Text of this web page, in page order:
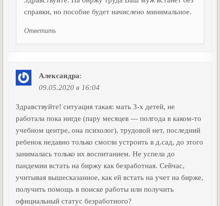
справки, но пособие будет начислено минимальное.
Ответить
Александра:
09.05.2020 в 16:04
Здравствуйте! ситуация такая: мать 3-х детей, не
работала пока нигде (пару месяцев — полгода в каком-то
учебном центре, она психолог), трудовой нет, последний
ребенок недавно только смогли устроить в д.сад, до этого
занималась только их воспитанием. Не успела до
пандемии встать на биржу как безработная. Сейчас,
учитывая вышесказанное, как ей встать на учет на бирже,
получить помощь в поиске работы или получить
официальный статус безработного?